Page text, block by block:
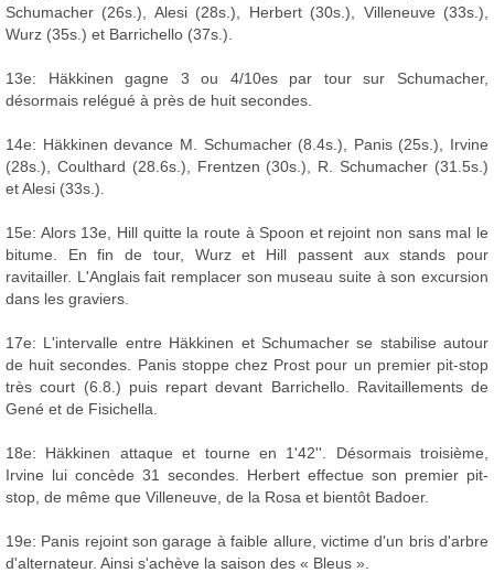
Schumacher (26s.), Alesi (28s.), Herbert (30s.), Villeneuve (33s.),
Wurz (35s.) et Barrichello (37s.).
13e: Häkkinen gagne 3 ou 4/10es par tour sur Schumacher,
désormais relégué à près de huit secondes.
14e: Häkkinen devance M. Schumacher (8.4s.), Panis (25s.), Irvine
(28s.), Coulthard (28.6s.), Frentzen (30s.), R. Schumacher (31.5s.)
et Alesi (33s.).
15e: Alors 13e, Hill quitte la route à Spoon et rejoint non sans mal le
bitume. En fin de tour, Wurz et Hill passent aux stands pour
ravitailler. L'Anglais fait remplacer son museau suite à son excursion
dans les graviers.
17e: L'intervalle entre Häkkinen et Schumacher se stabilise autour
de huit secondes. Panis stoppe chez Prost pour un premier pit-stop
très court (6.8.) puis repart devant Barrichello. Ravitaillements de
Gené et de Fisichella.
18e: Häkkinen attaque et tourne en 1'42''. Désormais troisième,
Irvine lui concède 31 secondes. Herbert effectue son premier pit-
stop, de même que Villeneuve, de la Rosa et bientôt Badoer.
19e: Panis rejoint son garage à faible allure, victime d'un bris d'arbre
d'alternateur. Ainsi s'achève la saison des « Bleus ».